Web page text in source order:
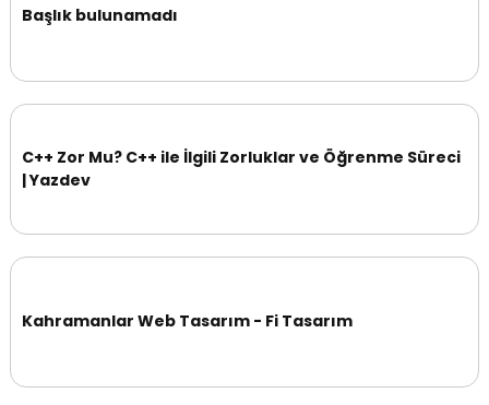
Başlık bulunamadı
C++ Zor Mu? C++ ile İlgili Zorluklar ve Öğrenme Süreci
| Yazdev
Kahramanlar Web Tasarım - Fi Tasarım